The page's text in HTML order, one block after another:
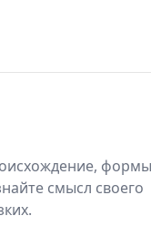
формы
смысл своего